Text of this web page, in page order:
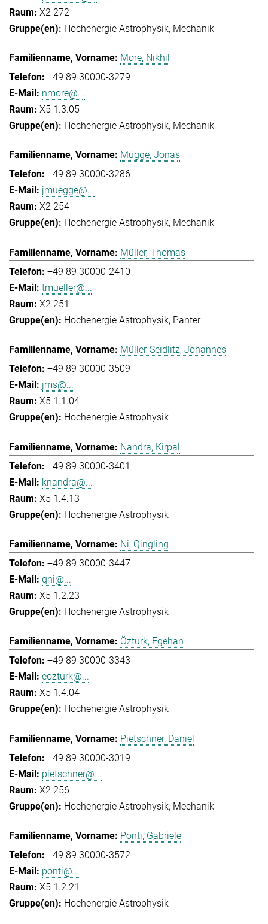
X2 272
Hochenergie Astrophysik Mechanik
More, Nikhil
+49 89 30000-3279
nmore@...
X5 1.3.05
Hochenergie Astrophysik Mechanik
Mügge, Jonas
+49 89 30000-3286
jmuegge@...
X2 254
Hochenergie Astrophysik Mechanik
Müller, Thomas
+49 89 30000-2410
tmueller@...
X2 251
Hochenergie Astrophysik Panter
Müller-Seidlitz, Johannes
+49 89 30000-3509
jms@...
X5 1.1.04
Hochenergie Astrophysik
Nandra, Kirpal
+49 89 30000-3401
knandra@...
X5 1.4.13
Hochenergie Astrophysik
Ni, Qingling
+49 89 30000-3447
qni@...
X5 1.2.23
Hochenergie Astrophysik
Öztürk, Egehan
+49 89 30000-3343
eozturk@...
X5 1.4.04
Hochenergie Astrophysik
Pietschner, Daniel
+49 89 30000-3019
pietschner@...
X2 256
Hochenergie Astrophysik Mechanik
Ponti, Gabriele
+49 89 30000-3572
ponti@...
X5 1.2.21
Hochenergie Astrophysik